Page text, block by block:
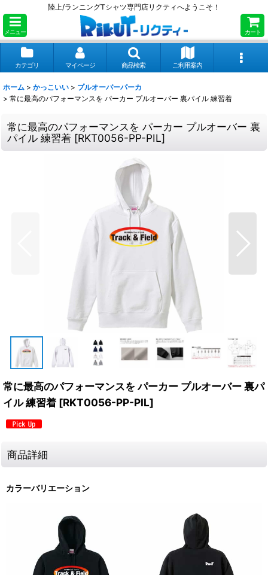
陸上/ランニングTシャツ専門店リクティへようこそ！
メニュー カート
カテゴリ マイページ 商品検索 ご利用案内
ホーム > かっこいい > プルオーバーパーカ
> 常に最高のパフォーマンスを パーカー プルオーバー 裏パイル 練習着
常に最高のパフォーマンスを パーカー プルオーバー 裏
パイル 練習着 [RKT0056-PP-PIL]
常に最高のパフォーマンスを パーカー プルオーバー 裏パ
イル 練習着 [RKT0056-PP-PIL]
商品詳細
カラーバリエーション